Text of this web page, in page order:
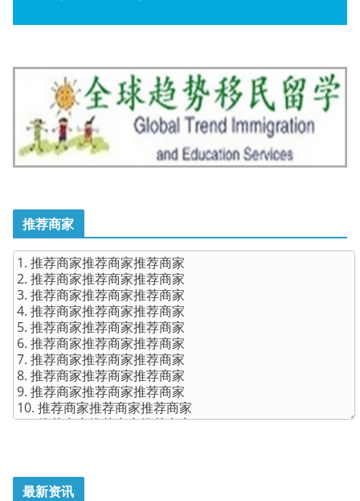
推荐商家
最新资讯